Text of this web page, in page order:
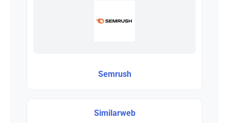
Semrush
Similarweb